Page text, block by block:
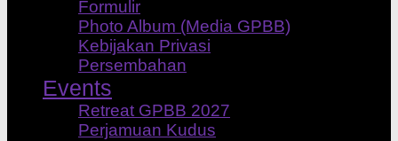
Formulir
Photo Album (Media GPBB)
Kebijakan Privasi
Persembahan
Events
Retreat GPBB 2027
Perjamuan Kudus